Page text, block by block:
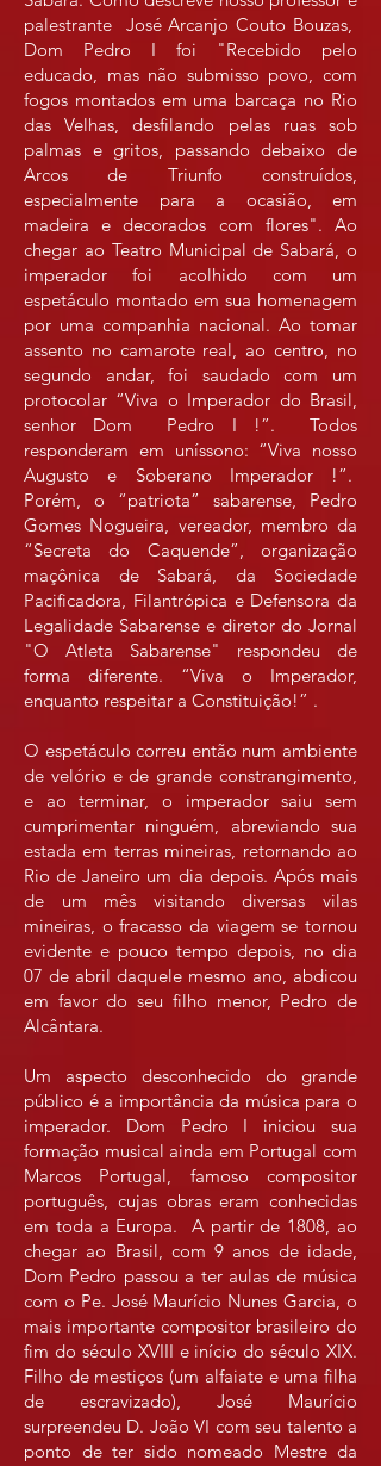
palestrante José Arcanjo Couto Bouzas,
Dom Pedro I foi "Recebido pelo
educado, mas não submisso povo, com
fogos montados em uma barcaça no Rio
das Velhas, desfilando pelas ruas sob
palmas e gritos, passando debaixo de
Arcos de Triunfo construídos,
especialmente para a ocasião, em
madeira e decorados com flores". Ao
chegar ao Teatro Municipal de Sabará, o
imperador foi acolhido com um
espetáculo montado em sua homenagem
por uma companhia nacional. Ao tomar
assento no camarote real, ao centro, no
segundo andar, foi saudado com um
protocolar “Viva o Imperador do Brasil,
senhor Dom Pedro I !”. Todos
responderam em uníssono: “Viva nosso
Augusto e Soberano Imperador !”.
Porém, o “patriota” sabarense, Pedro
Gomes Nogueira, vereador, membro da
“Secreta do Caquende”, organização
maçônica de Sabará, da Sociedade
Pacificadora, Filantrópica e Defensora da
Legalidade Sabarense e diretor do Jornal
"O Atleta Sabarense" respondeu de
forma diferente. “Viva o Imperador,
enquanto respeitar a Constituição!” .
O espetáculo correu então num ambiente
de velório e de grande constrangimento,
e ao terminar, o imperador saiu sem
cumprimentar ninguém, abreviando sua
estada em terras mineiras, retornando ao
Rio de Janeiro um dia depois. Após mais
de um mês visitando diversas vilas
mineiras, o fracasso da viagem se tornou
evidente e pouco tempo depois, no dia
07 de abril daquele mesmo ano, abdicou
em favor do seu filho menor, Pedro de
Alcântara.
Um aspecto desconhecido do grande
público é a importância da música para o
imperador. Dom Pedro I iniciou sua
formação musical ainda em Portugal com
Marcos Portugal, famoso compositor
português, cujas obras eram conhecidas
em toda a Europa. A partir de 1808, ao
chegar ao Brasil, com 9 anos de idade,
Dom Pedro passou a ter aulas de música
com o Pe. José Maurício Nunes Garcia, o
mais importante compositor brasileiro do
fim do século XVIII e início do século XIX.
Filho de mestiços (um alfaiate e uma filha
de escravizado), José Maurício
surpreendeu D. João VI com seu talento a
ponto de ter sido nomeado Mestre da